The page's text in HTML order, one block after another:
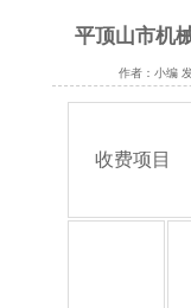
平顶山市机
作者：小编
收费项目